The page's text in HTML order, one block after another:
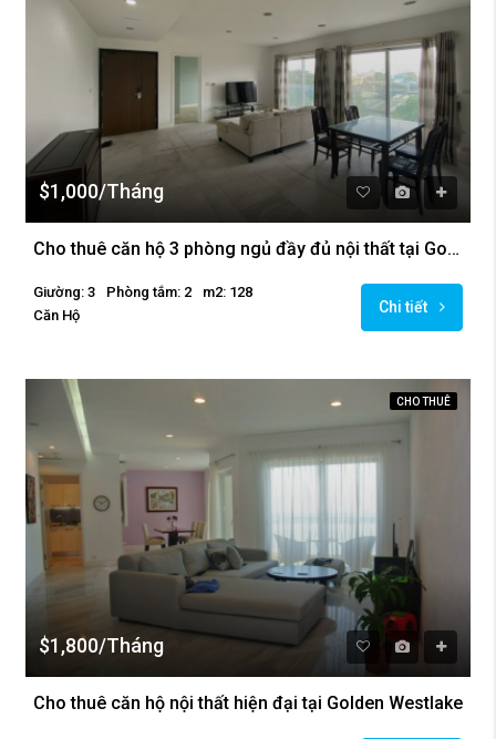
$1,000/Tháng
Cho thuê căn hộ 3 phòng ngủ đầy đủ nội thất tại Golden Westlake
Giường: 3 Phòng tắm: 2
m2: 128
Căn Hộ
Chi tiết
CHO THUÊ
$1,800/Tháng
Cho thuê căn hộ nội thất hiện đại tại Golden Westlake